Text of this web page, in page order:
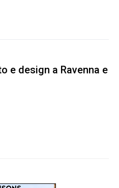
e design a Ravenna e